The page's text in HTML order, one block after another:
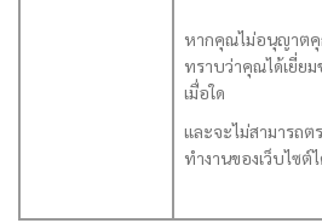
หากคุณไม่อนุญาตคุ
ทราบว่าคุณได้เยี่ยม
เมื่อใด
และจะไม่สามารถ
ทำงานของเว็บไซต์